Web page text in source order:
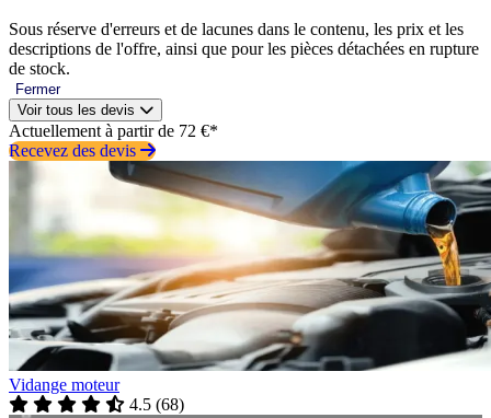
Sous réserve d'erreurs et de lacunes dans le contenu, les prix et les
descriptions de l'offre, ainsi que pour les pièces détachées en rupture
de stock.
Fermer
Voir tous les devis
Actuellement à partir de 72 €*
Recevez des devis
Vidange moteur
4.5 (68)